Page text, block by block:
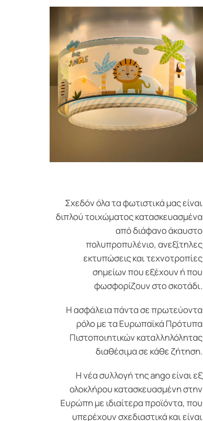
Σχεδόν όλα τα φωτιστικά μας είναι
διπλού τοιχώματος κατασκευασμένα
από διάφανο άκαυστο
πολυπροπυλένιο, ανεξίτηλες
εκτυπώσεις και τεχνοτροπίες
σημείων που εξέχουν ή που
φωσφορίζουν στο σκοτάδι.
Η ασφάλεια πάντα σε πρωτεύοντα
ρόλο με τα Ευρωπαϊκά Πρότυπα
Πιστοποιητικών καταλληλόλητας
διαθέσιμα σε κάθε ζήτηση.
Η νέα συλλογή της ango είναι εξ
ολοκλήρου κατασκευασμένη στην
Ευρώπη με ιδιαίτερα προϊόντα, που
υπερέχουν σχεδιαστικά και είναι